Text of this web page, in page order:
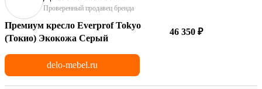
Проверенный продавец бренда
Премиум кресло Everprof Tokyo
(Токио) Экокожа Серый
46 350 ₽
delo-mebel.ru